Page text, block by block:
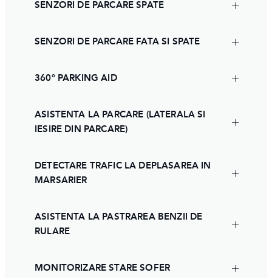
SENZORI DE PARCARE SPATE
SENZORI DE PARCARE FATA SI SPATE
360° PARKING AID
ASISTENTA LA PARCARE (LATERALA SI
IESIRE DIN PARCARE)
DETECTARE TRAFIC LA DEPLASAREA IN
MARSARIER
ASISTENTA LA PASTRAREA BENZII DE
RULARE
MONITORIZARE STARE SOFER